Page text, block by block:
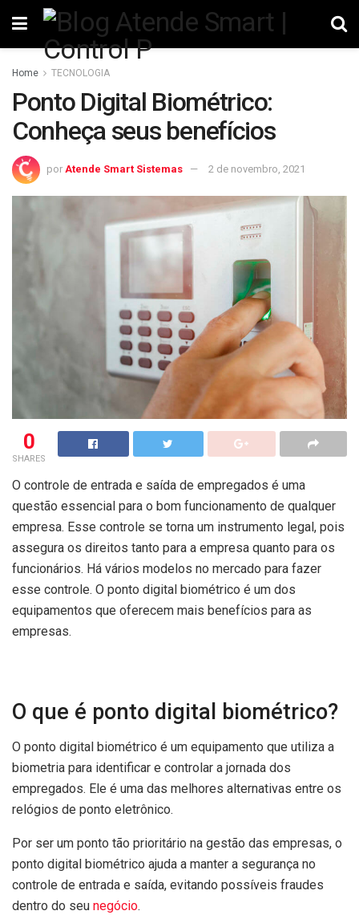
Home TECNOLOGIA
Ponto Digital Biométrico:
Conheça seus benefícios
por Atende Smart Sistemas 2 de novembro, 2021
0
SHARES
O controle de entrada e saída de empregados é uma
questão essencial para o bom funcionamento de qualquer
empresa. Esse controle se torna um instrumento legal, pois
assegura os direitos tanto para a empresa quanto para os
funcionários. Há vários modelos no mercado para fazer
esse controle. O ponto digital biométrico é um dos
equipamentos que oferecem mais benefícios para as
empresas.
O que é ponto digital biométrico?
O ponto digital biométrico é um equipamento que utiliza a
biometria para identificar e controlar a jornada dos
empregados. Ele é uma das melhores alternativas entre os
relógios de ponto eletrônico.
Por ser um ponto tão prioritário na gestão das empresas, o
ponto digital biométrico ajuda a manter a segurança no
controle de entrada e saída, evitando possíveis fraudes
dentro do seu negócio.